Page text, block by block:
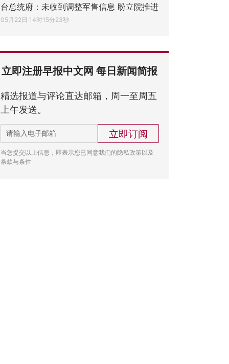
台总统府：未收到调整军售信息 盼立院推进
05月22日 14时15分23秒
立即注册早报中文网 每日新闻简报
精选报道与评论直达邮箱，周一至周五
上午发送。
立即订阅
当您提交以上信息，即表示您已同意我们的隐私政策以及
条款与条件